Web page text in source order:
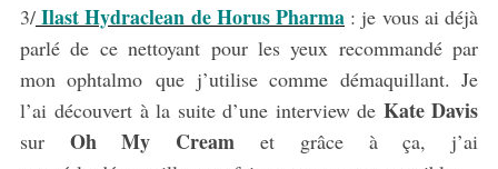
3/Ilast Hydraclean de Horus Pharma : je vous ai déjà
parlé de ce nettoyant pour les yeux recommandé par
mon ophtalmo que j’utilise comme démaquillant. Je
l’ai découvert à la suite d’une interview de Kate Davis
sur Oh My Cream et grâce à ça, j’ai